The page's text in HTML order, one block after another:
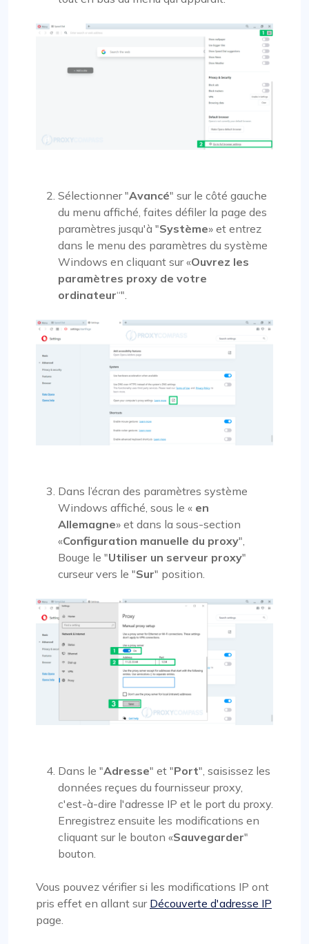
Sélectionner "Avancé" sur le côté gauche
du menu affiché, faites défiler la page des
paramètres jusqu'à "Système» et entrez
dans le menu des paramètres du système
Windows en cliquant sur «Ouvrez les
paramètres proxy de votre
ordinateur“".
Dans l’écran des paramètres système
Windows affiché, sous le « en
Allemagne» et dans la sous-section
«Configuration manuelle du proxy",
Bouge le "Utiliser un serveur proxy"
curseur vers le "Sur" position.
Dans le "Adresse" et "Port", saisissez les
données reçues du fournisseur proxy,
c'est-à-dire l'adresse IP et le port du proxy.
Enregistrez ensuite les modifications en
cliquant sur le bouton «Sauvegarder"
bouton.
Vous pouvez vérifier si les modifications IP ont
pris effet en allant sur Découverte d'adresse IP
page.